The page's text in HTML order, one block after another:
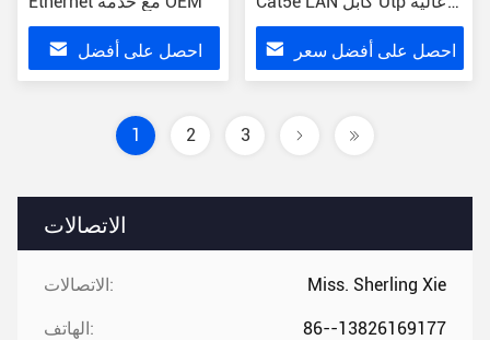
الاتصالات
الاتصالات: Miss. Sherling Xie
الهاتف: 86--13826169177
احصل على أفضل
السرعة
احصل على أفضل سعر
1 2 3